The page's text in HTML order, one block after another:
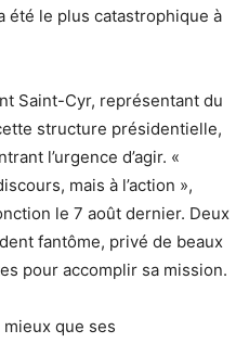
été le plus catastrophique à
Saint-Cyr, représentant du
structure présidentielle,
l’urgence d’agir. «
mais à l’action »,
le 7 août dernier. Deux
fantôme, privé de beaux
pour accomplir sa mission.
que ses